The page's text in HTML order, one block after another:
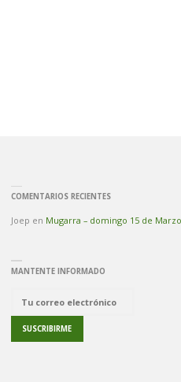
COMENTARIOS RECIENTES
Joep en Mugarra – domingo 15 de Marzo
MANTENTE INFORMADO